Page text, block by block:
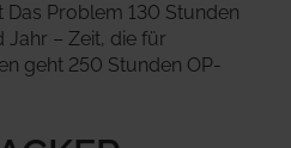
Problem 130 Stunden
– Zeit, die für
geht 250 Stunden OP-